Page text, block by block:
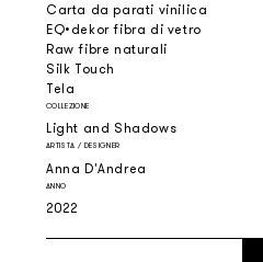
Carta da parati vinilica
EQ•dekor fibra di vetro
Raw fibre naturali
Silk Touch
Tela
COLLEZIONE
Light and Shadows
ARTISTA / DESIGNER
Anna D'Andrea
ANNO
2022